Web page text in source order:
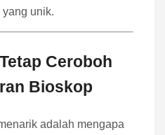
unik.
Ceroboh
Bioskop
adalah mengapa